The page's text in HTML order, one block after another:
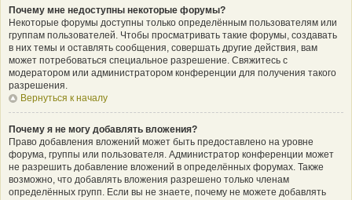
Почему мне недоступны некоторые форумы?
Некоторые форумы доступны только определённым пользователям или
группам пользователей. Чтобы просматривать такие форумы, создавать
в них темы и оставлять сообщения, совершать другие действия, вам
может потребоваться специальное разрешение. Свяжитесь с
модератором или администратором конференции для получения такого
разрешения.
Вернуться к началу
Почему я не могу добавлять вложения?
Право добавления вложений может быть предоставлено на уровне
форума, группы или пользователя. Администратор конференции может
не разрешить добавление вложений в определённых форумах. Также
возможно, что добавлять вложения разрешено только членам
определённых групп. Если вы не знаете, почему не можете добавлять